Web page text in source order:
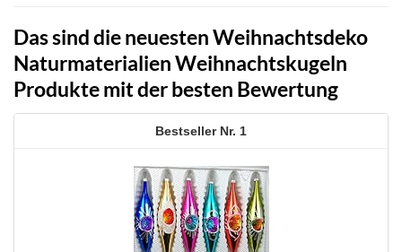
Das sind die neuesten Weihnachtsdeko
Naturmaterialien Weihnachtskugeln
Produkte mit der besten Bewertung
1